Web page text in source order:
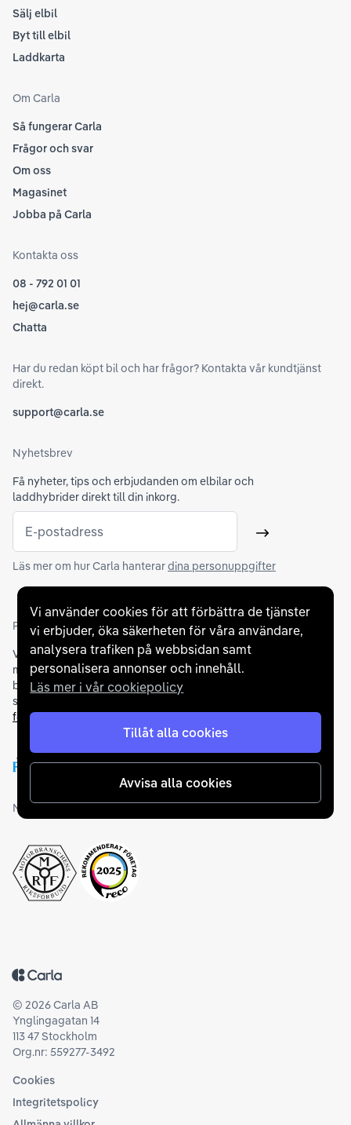
Vi använder cookies för att förbättra de tjänster
vi erbjuder, öka säkerheten för våra användare,
analysera trafiken på webbsidan samt
personalisera annonser och innehåll.
Läs mer i vår cookiepolicy
Tillåt alla cookies
Avvisa alla cookies
Sälj elbil
Byt till elbil
Laddkarta
Om Carla
Så fungerar Carla
Frågor och svar
Om oss
Magasinet
Jobba på Carla
Kontakta oss
08 - 792 01 01
hej@carla.se
Chatta
Har du redan köpt bil och har frågor? Kontakta vår kundtjänst
direkt.
support@carla.se
Nyhetsbrev
Få nyheter, tips och erbjudanden om elbilar och
laddhybrider direkt till din inkorg.
E-postadress Skicka
Läs mer om hur Carla hanterardina personuppgifter
Partners och betallösningar
Vi samarbetar med flertalet banker för att erbjuda dig bästa
möjliga finansieringslösning och stödjer en rad olika
betalningsmetoder. För att du ska känna dig trygg vid ditt köp
samarbetar vi med Folksam och AutoConcept gällande
försäkringar och garantier
Medlemskap och utmärkelser
Tillbaka till startsidan
© 2026Carla AB
Ynglingagatan 14
113 47 Stockholm
Org.nr: 559277-3492
Cookies
Integritetspolicy